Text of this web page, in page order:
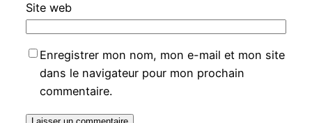
Site web
Enregistrer mon nom, mon e-mail et mon site
dans le navigateur pour mon prochain
commentaire.